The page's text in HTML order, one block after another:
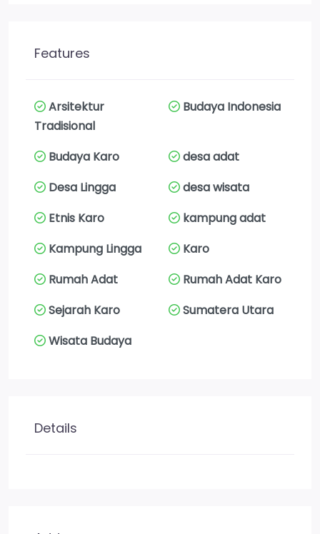
Features
Arsitektur
Tradisional
Budaya Indonesia
Budaya Karo
desa adat
Desa Lingga
desa wisata
Etnis Karo
kampung adat
Kampung Lingga
Karo
Rumah Adat
Rumah Adat Karo
Sejarah Karo
Sumatera Utara
Wisata Budaya
Details